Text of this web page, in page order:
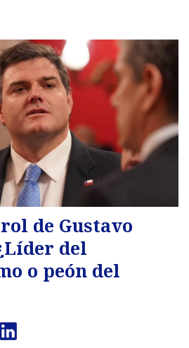
de Gustavo
del
o peón del